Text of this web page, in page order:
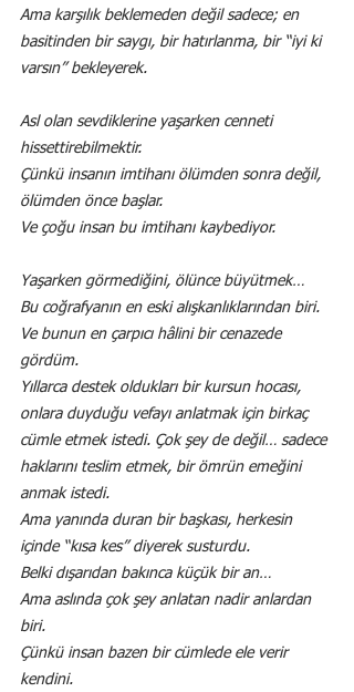
Ama karşılık beklemeden değil sadece; en
basitinden bir saygı, bir hatırlanma, bir “iyi ki
varsın” bekleyerek.
Asl olan sevdiklerine yaşarken cenneti
hissettirebilmektir.
Çünkü insanın imtihanı ölümden sonra değil,
ölümden önce başlar.
Ve çoğu insan bu imtihanı kaybediyor.
Yaşarken görmediğini, ölünce büyütmek…
Bu coğrafyanın en eski alışkanlıklarından biri.
Ve bunun en çarpıcı hâlini bir cenazede
gördüm.
Yıllarca destek oldukları bir kursun hocası,
onlara duyduğu vefayı anlatmak için birkaç
cümle etmek istedi. Çok şey de değil… sadece
haklarını teslim etmek, bir ömrün emeğini
anmak istedi.
Ama yanında duran bir başkası, herkesin
içinde “kısa kes” diyerek susturdu.
Belki dışarıdan bakınca küçük bir an…
Ama aslında çok şey anlatan nadir anlardan
biri.
Çünkü insan bazen bir cümlede ele verir
kendini.